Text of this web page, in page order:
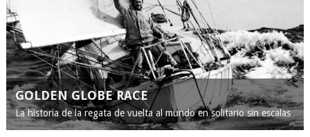
GOLDEN GLOBE RACE
La historia de la regata de vuelta al mundo en solitario sin escalas